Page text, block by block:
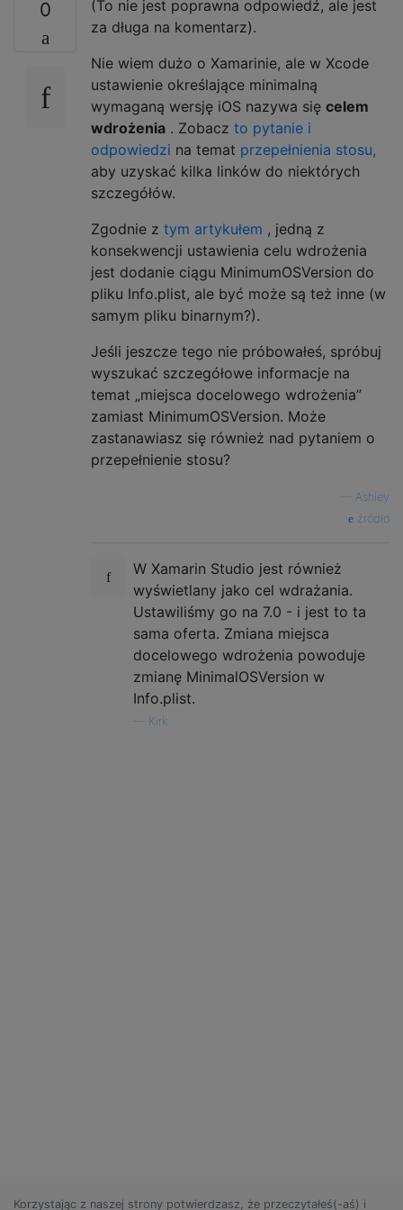
0
(To nie jest poprawna odpowiedź, ale jest
za długa na komentarz).
Nie wiem dużo o Xamarinie, ale w Xcode
ustawienie określające minimalną
wymaganą wersję iOS nazywa się celem
wdrożenia . Zobacz to pytanie i
odpowiedzi na temat przepełnienia stosu,
aby uzyskać kilka linków do niektórych
szczegółów.
Zgodnie z tym artykułem , jedną z
konsekwencji ustawienia celu wdrożenia
jest dodanie ciągu MinimumOSVersion do
pliku Info.plist, ale być może są też inne (w
samym pliku binarnym?).
Jeśli jeszcze tego nie próbowałeś, spróbuj
wyszukać szczegółowe informacje na
temat „miejsca docelowego wdrożenia”
zamiast MinimumOSVersion. Może
zastanawiasz się również nad pytaniem o
przepełnienie stosu?
Ashley
źródło
W Xamarin Studio jest również
wyświetlany jako cel wdrażania.
Ustawiliśmy go na 7.0 - i jest to ta
sama oferta. Zmiana miejsca
docelowego wdrożenia powoduje
zmianę MinimalOSVersion w
Info.plist.
Kirk
Korzystając z naszej strony potwierdzasz, że przeczytałeś(-aś) i